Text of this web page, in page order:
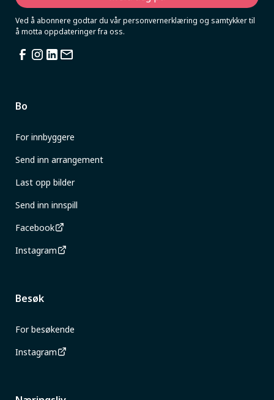
Ved å abonnere godtar du vår personvernerklæring og samtykker til
å motta oppdateringer fra oss.
Bo
For innbyggere
Send inn arrangement
Last opp bilder
Send inn innspill
Facebook
Instagram
Besøk
For besøkende
Instagram